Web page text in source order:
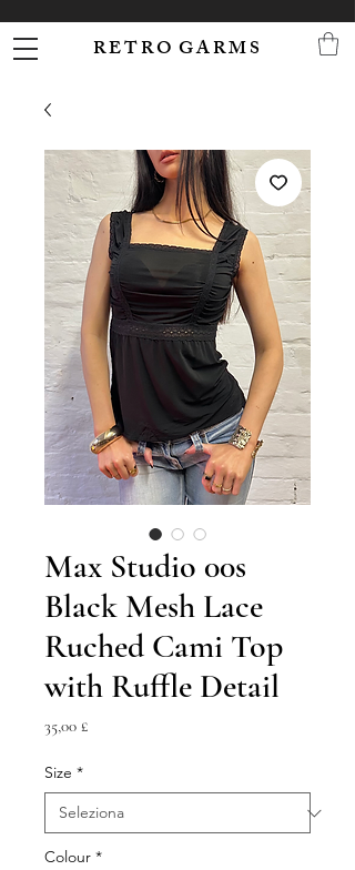
R E T R O G A R M S
Max Studio 00s
Black Mesh Lace
Ruched Cami Top
with Ruffle Detail
35,00 £Prezzo
Size *
Colour *